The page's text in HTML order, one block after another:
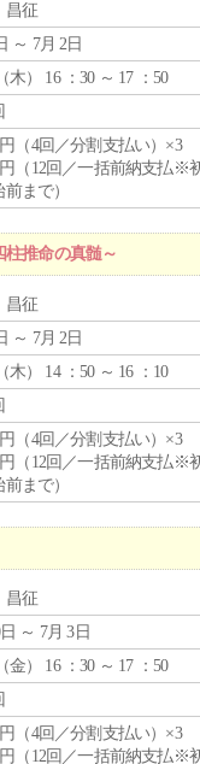
征
～ 7月 2日
木） 16 ：30 ～ 17 ：50
円（4回／分割支払い）×3
円（12回／一括前納支払※
まで）
推命の真髄～
征
～ 7月 2日
木） 14 ：50 ～ 16 ：10
円（4回／分割支払い）×3
円（12回／一括前納支払※
まで）
征
～ 7月 3日
金） 16 ：30 ～ 17 ：50
円（4回／分割支払い）×3
円（12回／一括前納支払※